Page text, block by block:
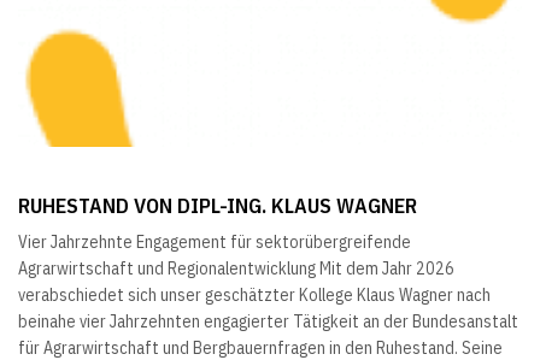
RUHESTAND VON DIPL-ING. KLAUS WAGNER
Vier Jahrzehnte Engagement für sektorübergreifende
Agrarwirtschaft und Regionalentwicklung Mit dem Jahr 2026
verabschiedet sich unser geschätzter Kollege Klaus Wagner nach
beinahe vier Jahrzehnten engagierter Tätigkeit an der Bundesanstalt
für Agrarwirtschaft und Bergbauernfragen in den Ruhestand. Seine